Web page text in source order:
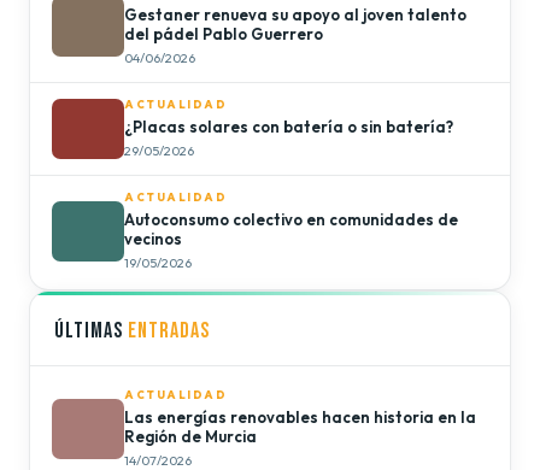
Gestaner renueva su apoyo al joven talento
del pádel Pablo Guerrero
04/06/2026
ACTUALIDAD
¿Placas solares con batería o sin batería?
29/05/2026
ACTUALIDAD
Autoconsumo colectivo en comunidades de
vecinos
19/05/2026
ÚLTIMAS ENTRADAS
ACTUALIDAD
Las energías renovables hacen historia en la
Región de Murcia
14/07/2026